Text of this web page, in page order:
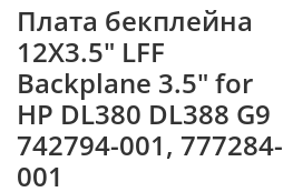
Плата бекплейна
12X3.5" LFF
Backplane 3.5" for
HP DL380 DL388 G9
742794-001, 777284-
001